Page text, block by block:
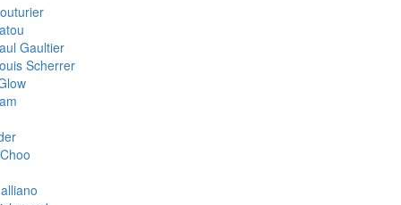
Gaultier
Scherrer